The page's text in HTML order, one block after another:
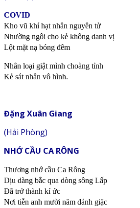
COVID
Kho vũ khí hạt nhân nguyên tử
Nhường ngôi cho kẻ không danh vị
Lột mặt nạ bóng đêm
Nhân loại giật mình choàng tỉnh
Kẻ sát nhân vô hình.
Đặng Xuân Giang
(Hải Phòng)
NHỚ CẦU CA RÔNG
Thương nhớ cầu Ca Rông
Dịu dàng bắc qua dòng sông Lấp
Đã trở thành kí ức
Nơi tiễn anh mười năm đánh giặc